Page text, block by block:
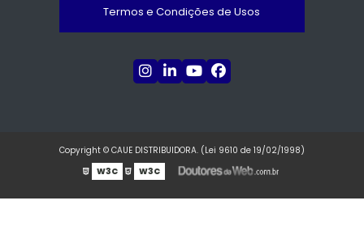
Termos e Condições de Usos
Copyright © CAUE DISTRIBUIDORA. (Lei 9610 de 19/02/1998)
W3C
W3C